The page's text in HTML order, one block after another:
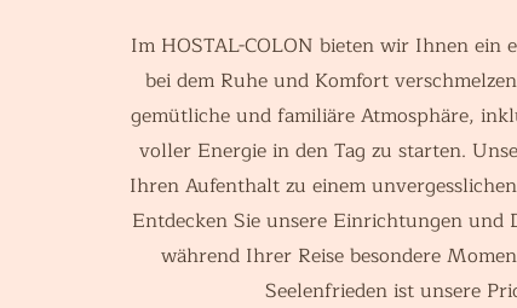
Im HOSTAL-COLON bieten wir Ihnen ein
bei dem Ruhe und Komfort
gemütliche und familiäre Atmosphäre,
voller Energie in den Tag zu starten.
Ihren Aufenthalt zu einem
Entdecken Sie unsere Einrichtungen und
während Ihrer Reise besondere
Seelenfrieden ist unsere